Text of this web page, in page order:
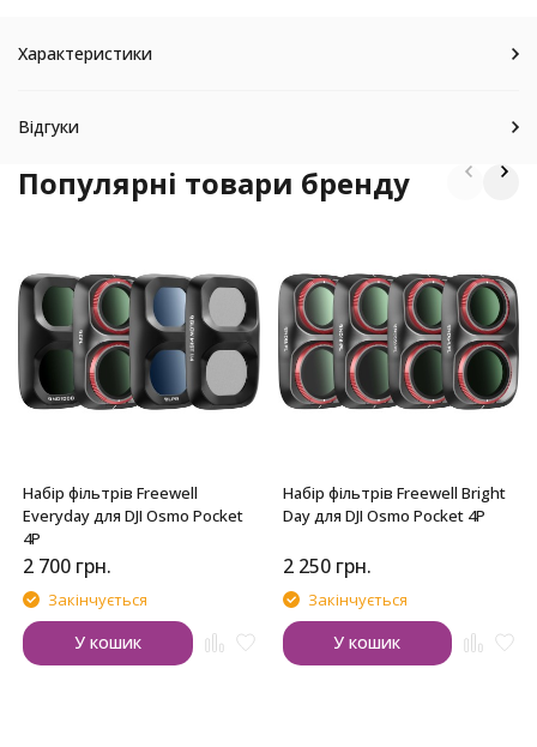
Характеристики
Відгуки
Популярні товари бренду
Набір фільтрів Freewell
Everyday для DJI Osmo Pocket
4P
2 700 грн.
Закінчується
У кошик
Набір фільтрів Freewell Bright
Day для DJI Osmo Pocket 4P
2 250 грн.
Закінчується
У кошик